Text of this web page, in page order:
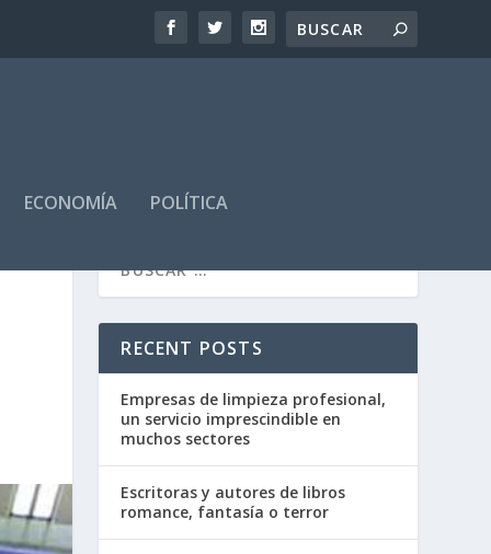
ECONOMÍA POLÍTICA
RECENT POSTS
Empresas de limpieza profesional,
un servicio imprescindible en
muchos sectores
Escritoras y autores de libros
romance, fantasía o terror